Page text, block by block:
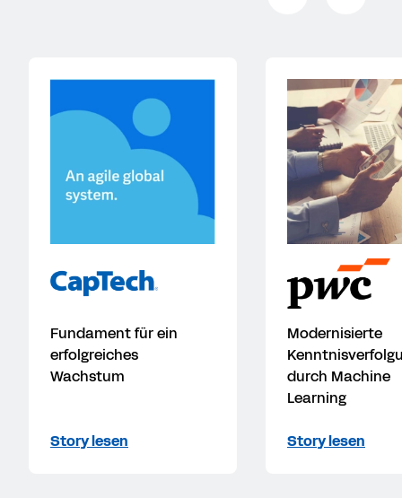
Fundament für ein
erfolgreiches
Wachstum
Story lesen
Modernisierte
durch Machine
Learning
Story lesen